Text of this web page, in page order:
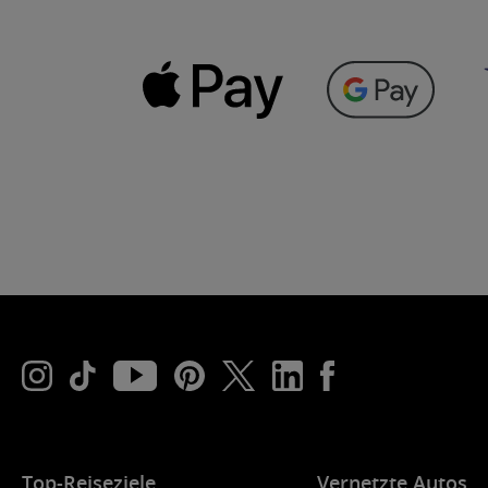
Top-Reiseziele Vernetzte Autos